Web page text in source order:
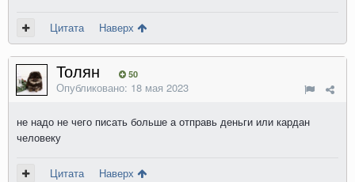
Цитата Наверх
Толян 50
Опубликовано: 18 мая 2023
не надо не чего писать больше а отправь деньги или кардан
человеку
Цитата Наверх